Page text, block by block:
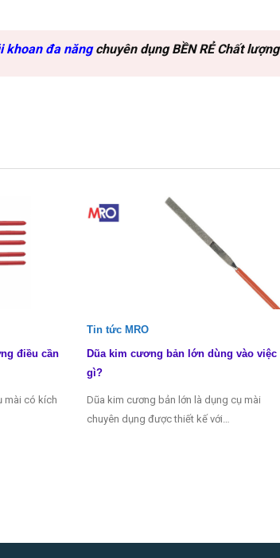
khoan đa năngchuyên dụng BỀN RẺ Chất lượng
điều cần
mài có kích
Tin tức MRO
Dũa kim cương bản lớn dùng vào việc
gì?
Dũa kim cương bản lớn là dụng cụ mài
chuyên dụng được thiết kế với…